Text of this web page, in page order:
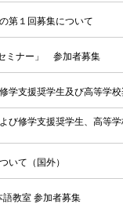
第１回募集について
ミナー」 参加者募集
学支援奨学生及び高等学
び修学支援奨学生、高等
いて（国外）
語教室 参加者募集